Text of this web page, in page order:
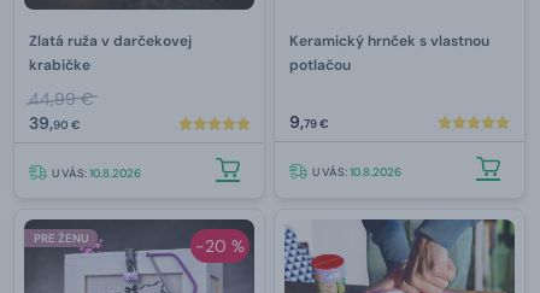
Zlatá ruža v darčekovej
krabičke
44,99 €
39,90 €
U VÁS:10.8.2026
Keramický hrnček s vlastnou
potlačou
9,79 €
U VÁS:10.8.2026
-20 %
PRE ŽENU